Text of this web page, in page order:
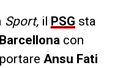
Sport,il PSG sta
Barcellona con
Ansu Fati